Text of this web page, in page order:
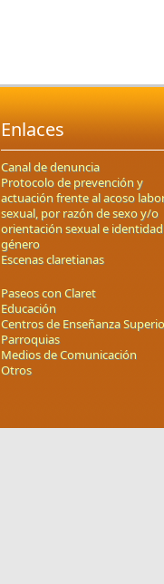
Enlaces
Canal de denuncia
Protocolo de prevención y
actuación frente al acoso
sexual, por razón de sexo y/o
orientación sexual e
género
Escenas claretianas
Paseos con Claret
Educación
Centros de Enseñanza
Parroquias
Medios de Comunicación
Otros